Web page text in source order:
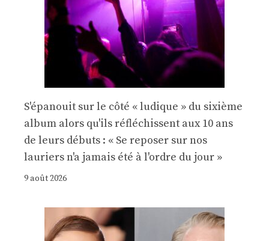
S'épanouit sur le côté « ludique » du sixième
album alors qu'ils réfléchissent aux 10 ans
de leurs débuts : « Se reposer sur nos
lauriers n'a jamais été à l'ordre du jour »
9 août 2026